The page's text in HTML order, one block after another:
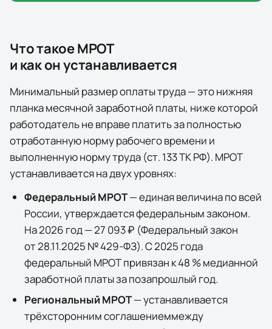
Что такое МРОТ
и как он устанавливается
Минимальный размер оплаты труда — это нижняя
планка месячной заработной платы, ниже которой
работодатель не вправе платить за полностью
отработанную норму рабочего времени и
выполненную норму труда (ст. 133 ТК РФ). МРОТ
устанавливается на двух уровнях:
Федеральный МРОТ— единая величина по всей
России, утверждается федеральным законом.
На 2026 год —27 093 ₽ (Федеральный закон
от 28.11.2025 № 429-ФЗ). С 2025 года
федеральный МРОТ привязан к 48 % медианной
заработной платы за позапрошлый год.
Региональный МРОТ— устанавливается
трёхсторонним соглашениеммежду